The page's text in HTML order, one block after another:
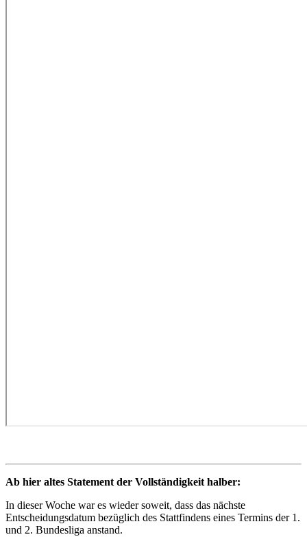
Ab hier altes Statement der Vollständigkeit halber:
In dieser Woche war es wieder soweit, dass das nächste
Entscheidungsdatum bezüglich des Stattfindens eines Termins der 1.
und 2. Bundesliga anstand.